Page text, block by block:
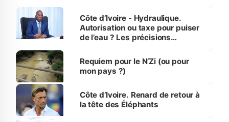
Côte d’Ivoire - Hydraulique.
Autorisation ou taxe pour puiser
de l’eau ? Les précisions
Requiem pour le N’Zi (ou pour
mon pays ?)
Côte d’Ivoire. Renard de retour à
la tête des Éléphants